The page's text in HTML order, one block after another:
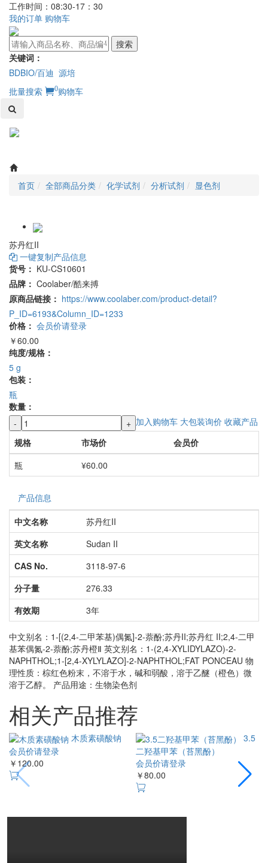
工作时间：08:30-17：30
我的订单 购物车
搜索
关键词：
BDBIO/百迪 源培
批量搜索
0购物车
首页 全部商品分类 化学试剂 分析试剂 显色剂
苏丹红II
一键复制产品信息
货号： KU-CS10601
品牌： Coolaber/酷来搏
原商品链接： https://www.coolaber.com/product-detail?
P_ID=6193&Column_ID=1233
价格： 会员价请登录
￥60.00
纯度/规格：
5 g
包装：
瓶
数量：
-
+ 加入购物车 大包装询价 收藏产品
规格
市场价
会员价
瓶
¥60.00
产品信息
中文名称
苏丹红II
英文名称
Sudan II
CAS No.
3118-97-6
分子量
276.33
有效期
3年
中文别名：1-[(2,4-二甲苯基)偶氮]-2-萘酚;苏丹II;苏丹红 II;2,4-二甲
基苯偶氮-2-萘酚;苏丹橙Ⅱ 英文别名：1-(2,4-XYLIDYLAZO)-2-
NAPHTHOL;1-[2,4-XYLYLAZO]-2-NAPHTHOL;FAT PONCEAU 物
理性质：棕红色粉末，不溶于水，碱和弱酸，溶于乙醚（橙色）微
溶于乙醇。 产品用途：生物染色剂
相关产品推荐
木质素磺酸钠
会员价请登录
￥120.00
3.5二羟基甲苯（苔黑酚）
会员价请登录
￥80.00